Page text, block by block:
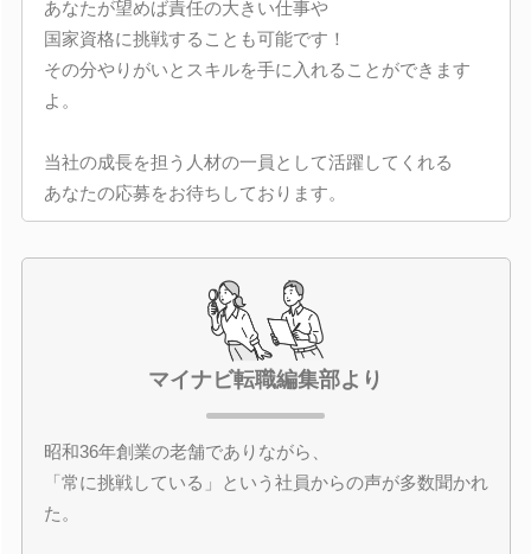
あなたが望めば責任の大きい仕事や
国家資格に挑戦することも可能です！
その分やりがいとスキルを手に入れることができます
よ。
当社の成長を担う人材の一員として活躍してくれる
あなたの応募をお待ちしております。
マイナビ転職編集部より
昭和36年創業の老舗でありながら、
「常に挑戦している」という社員からの声が多数聞かれ
た。